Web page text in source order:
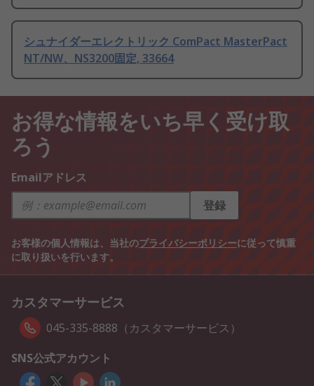
シュナイダーエレクトリック ComPact MasterPact
NT/NW、NS3200固定, 33664
お得な情報をいち早く受け取
ろう
Emailアドレス
登録
お客様の個人情報は、当社のプライバシーポリシーに従って慎重
に取り扱いを行います。
カスタマーサービス
045-335-8888（カスタマーサービス）
SNS公式アカウント